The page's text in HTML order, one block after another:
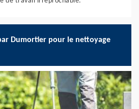
Dumortier pour le nettoyage